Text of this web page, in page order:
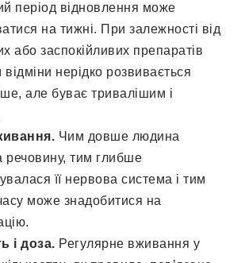
період відновлення може
на тижні. При залежності від
або заспокійливих препаратів
нерідко розвивається
але буває тривалішим і
Чим довше людина
речовину, тим глибше
її нервова система і тим
може знадобитися на
і доза. Регулярне вживання у